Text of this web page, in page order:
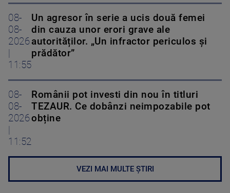
08-
08-
2026
11:55
Un agresor în serie a ucis două femei
din cauza unor erori grave ale
autorităților. „Un infractor periculos și
prădător”
08-
08-
2026
11:52
Românii pot investi din nou în titluri
TEZAUR. Ce dobânzi neimpozabile pot
obține
VEZI MAI MULTE ȘTIRI